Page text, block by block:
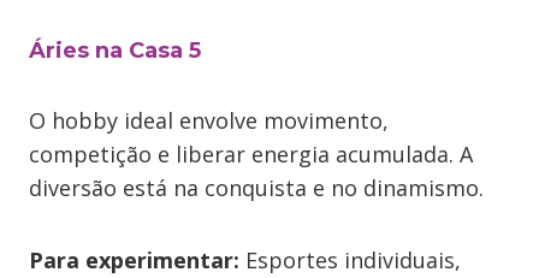
Áries na Casa 5
O hobby ideal envolve movimento,
competição e liberar energia acumulada. A
diversão está na conquista e no dinamismo.
Para experimentar: Esportes individuais,